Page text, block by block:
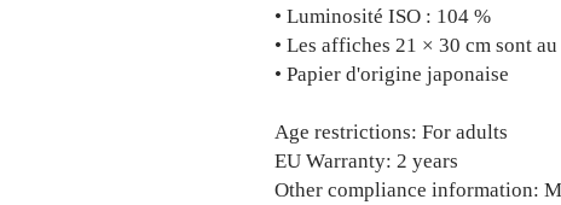
• Luminosité ISO : 104 %
• Les affiches 21 × 30 cm sont
• Papier d'origine japonaise
Age restrictions: For adults
EU Warranty: 2 years
Other compliance information: